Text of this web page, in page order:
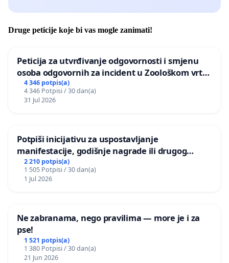
Druge peticije koje bi vas mogle zanimati!
Peticija za utvrđivanje odgovornosti i smjenu
osoba odgovornih za incident u Zoološkom vrtu
Grada Zagreba
4 346 potpis(a)
4 346 Potpisi / 30 dan(a)
31 Jul 2026
Potpiši inicijativu za uspostavljanje
manifestacije, godišnje nagrade ili drugog
javnog događaja „Edin Avdić“ u Sarajevu
2 210 potpis(a)
1 505 Potpisi / 30 dan(a)
1 Jul 2026
Ne zabranama, nego pravilima — more je i za
pse!
1 521 potpis(a)
1 380 Potpisi / 30 dan(a)
21 Jun 2026